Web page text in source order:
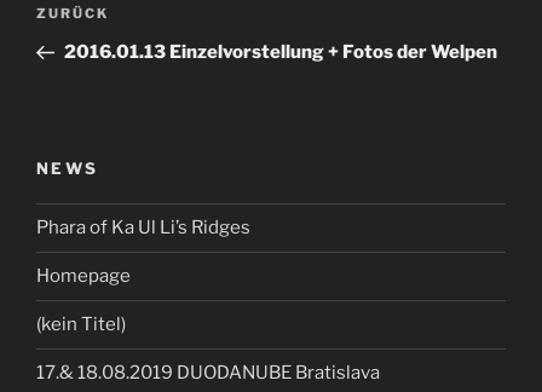
Vorheriger
Beitrag
ZURÜCK
2016.01.13 Einzelvorstellung + Fotos der Welpen
NEWS
Phara of Ka Ul Li’s Ridges
Homepage
(kein Titel)
17.& 18.08.2019 DUODANUBE Bratislava